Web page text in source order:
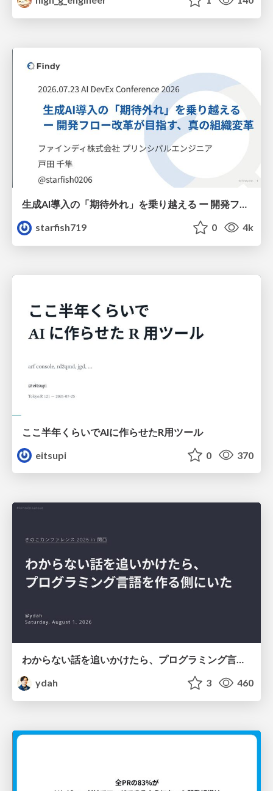
生成AI導入の「期待外れ」を乗り越える ー 開発フロー改革が目指す、真の組織変革
starfish719
0 4k
ここ半年くらいでAIに作らせたR用ツール
eitsupi
0 370
わからない話を追いかけたら、プログラミング言語を作る側にいた
ydah
3 460